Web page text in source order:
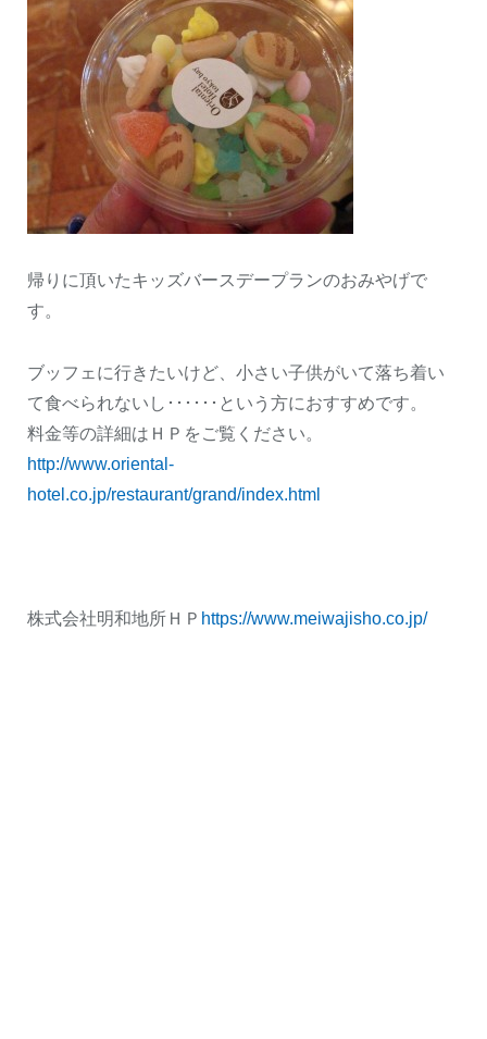
帰りに頂いたキッズバースデープランのおみやげで
す。
ブッフェに行きたいけど、小さい子供がいて落ち着い
て食べられないし･･････という方におすすめです。
料金等の詳細はＨＰをご覧ください。
http://www.oriental-
hotel.co.jp/restaurant/grand/index.html
株式会社明和地所ＨＰ https://www.meiwajisho.co.jp/